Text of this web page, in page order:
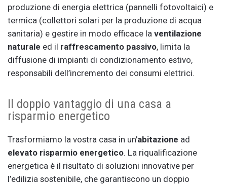
produzione di energia elettrica (pannelli fotovoltaici) e
termica (collettori solari per la produzione di acqua
sanitaria) e gestire in modo efficace la ventilazione
naturale ed il raffrescamento passivo, limita la
diffusione di impianti di condizionamento estivo,
responsabili dell’incremento dei consumi elettrici.
Il doppio vantaggio di una casa a
risparmio energetico
Trasformiamo la vostra casa in un'abitazione ad
elevato risparmio energetico. La riqualificazione
energetica è il risultato di soluzioni innovative per
l’edilizia sostenibile, che garantiscono un doppio